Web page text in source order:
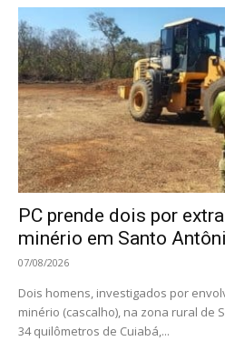
PC prende dois por
minério em Santo
07/08/2026
Dois homens, investigados por
minério (cascalho), na zona rural de
34 quilômetros de Cuiabá,...